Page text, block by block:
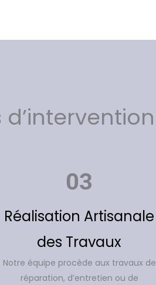
03
Réalisation Artisanale
des Travaux
Notre équipe procède aux travaux de
réparation, d’entretien ou de